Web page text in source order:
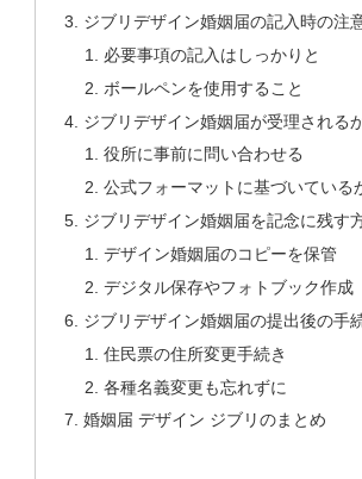
ジブリデザイン婚姻届の記入時の注
必要事項の記入はしっかりと
ボールペンを使用すること
ジブリデザイン婚姻届が受理される
役所に事前に問い合わせる
公式フォーマットに基づいている
ジブリデザイン婚姻届を記念に残す
デザイン婚姻届のコピーを保管
デジタル保存やフォトブック作成
ジブリデザイン婚姻届の提出後の手
住民票の住所変更手続き
各種名義変更も忘れずに
婚姻届 デザイン ジブリのまとめ